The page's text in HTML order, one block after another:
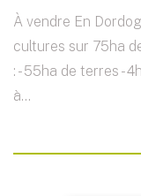
À vendre En
cultures sur 75ha
: - 55ha de terres -
à...